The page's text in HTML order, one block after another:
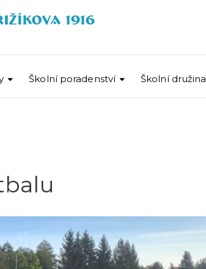
Školní poradenství Školní družina